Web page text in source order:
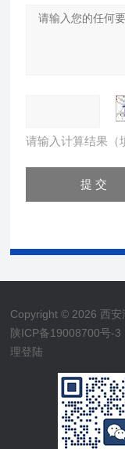
请输入计算结果（
Copyright © 2026 西
陕ICP备19008700号-3
理登陆